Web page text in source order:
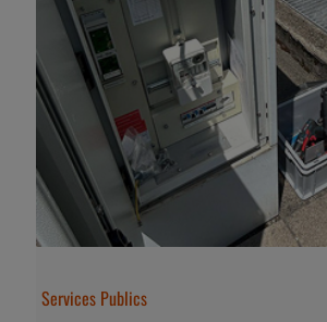
Services Publics